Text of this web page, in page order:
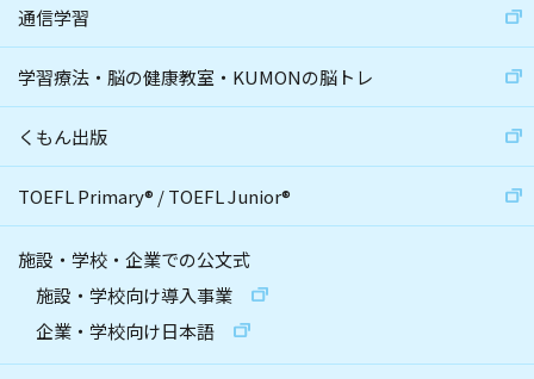
通信学習
学習療法・脳の健康教室・KUMONの脳トレ
くもん出版
TOEFL Primary® /TOEFL Junior®
施設・学校・企業での公文式
施設・学校向け導入事業
企業・学校向け日本語